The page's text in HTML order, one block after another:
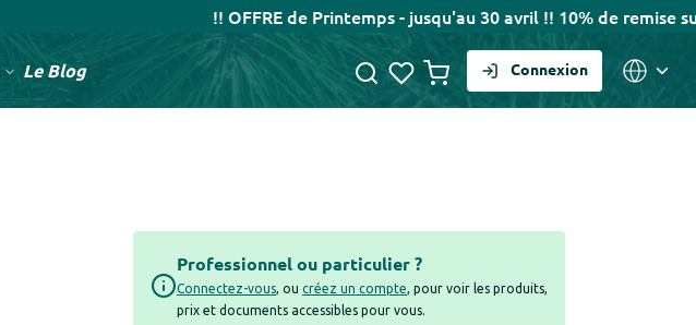
!! OFFRE de Printemps - jusqu'au 30 avril !! 10% de remise sur votre
Le Blog Connexion
Professionnel ou particulier ?
Connectez-vous, ou créez un compte, pour voir les produits,
prix et documents accessibles pour vous.